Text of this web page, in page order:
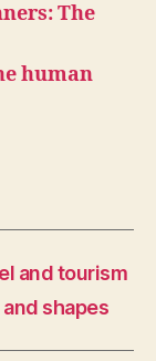
The
human
and tourism
shapes